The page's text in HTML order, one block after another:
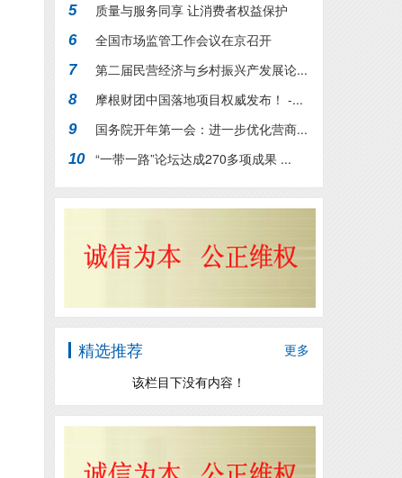
5
质量与服务同享 让消费者权益保护
行...
6 全国市场监管工作会议在京召开
7 第二届民营经济与乡村振兴产发展论...
8 摩根财团中国落地项目权威发布！ -...
9 国务院开年第一会：进一步优化营商...
10 “一带一路”论坛达成270多项成果 ...
精选推荐
更多
该栏目下没有内容！